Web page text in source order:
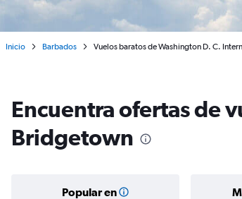
Inicio Barbados Vuelos baratos de Washington D. C.
Encuentra ofertas de
Bridgetown
Popular en